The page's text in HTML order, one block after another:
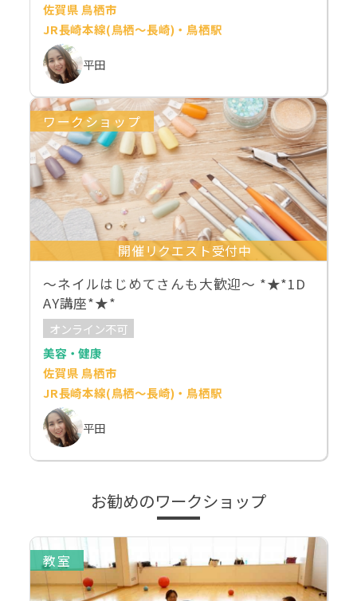
佐賀県 鳥栖市
JR長崎本線(鳥栖～長崎)・鳥栖駅
平田
ワークショップ
開催リクエスト受付中
～ネイルはじめてさんも大歓迎～ *★*1D
AY講座*★*
オンライン不可
美容・健康
佐賀県 鳥栖市
JR長崎本線(鳥栖～長崎)・鳥栖駅
平田
お勧めのワークショップ
教室